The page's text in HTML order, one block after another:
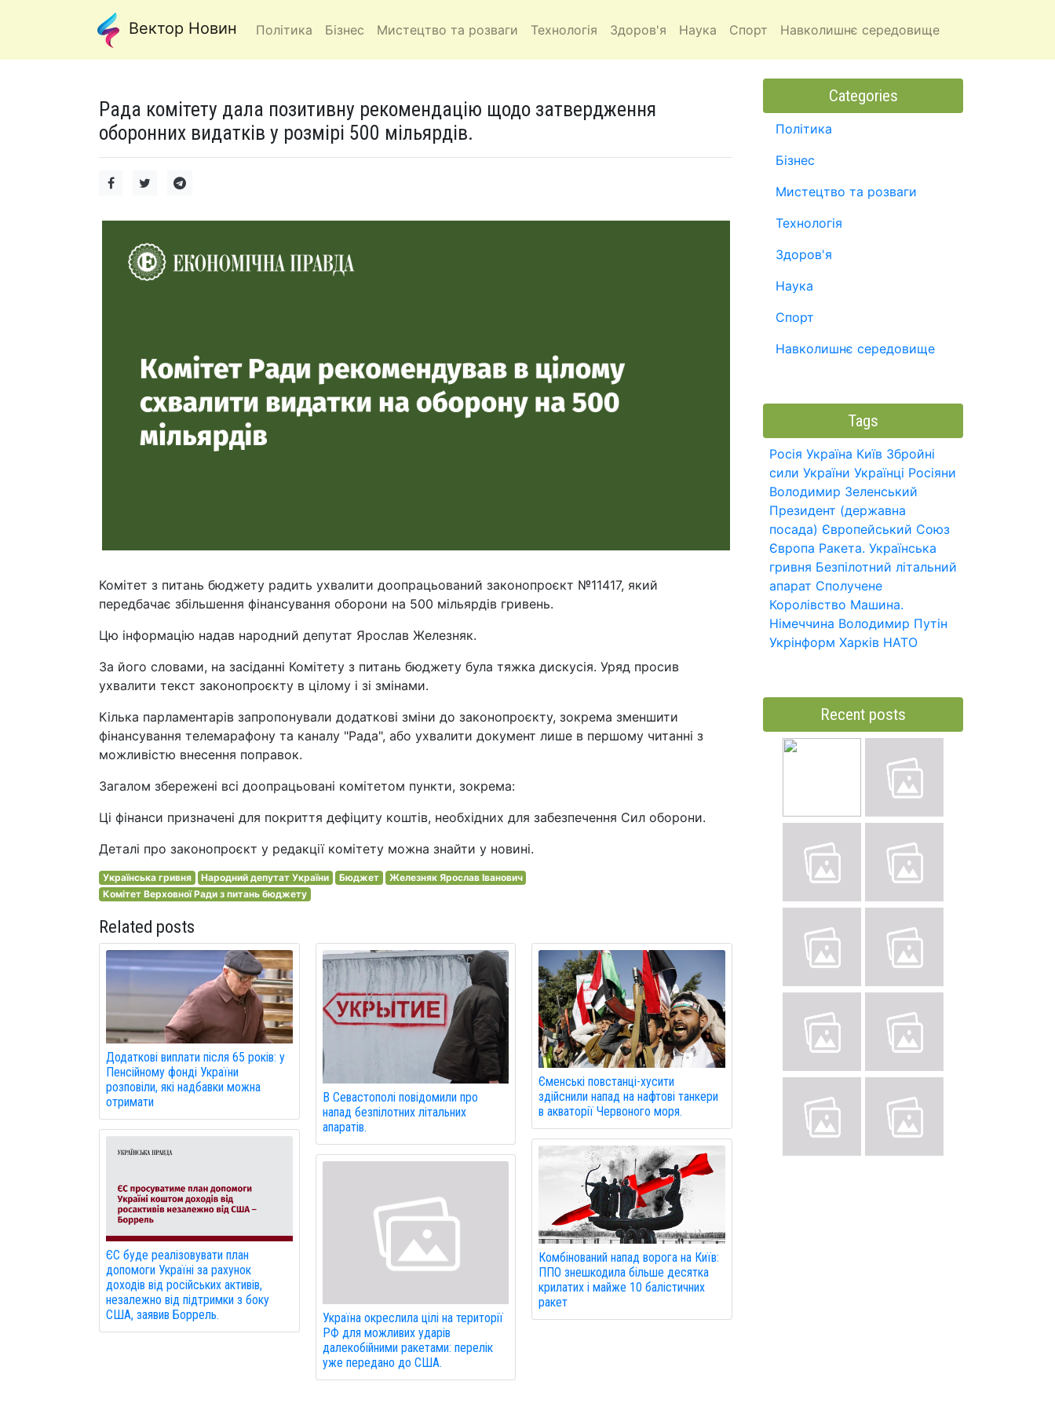
Вектор Новин Політика Бізнес Мистецтво та розваги Технологія Здоров'я Наука Спорт Навколишнє середовище
Рада комітету дала позитивну рекомендацію щодо затвердження
оборонних видатків у розмірі 500 мільярдів.
Комітет з питань бюджету радить ухвалити доопрацьований законопроєкт №11417, який
передбачає збільшення фінансування оборони на 500 мільярдів гривень.
Цю інформацію надав народний депутат Ярослав Железняк.
За його словами, на засіданні Комітету з питань бюджету була тяжка дискусія. Уряд просив
ухвалити текст законопроєкту в цілому і зі змінами.
Кілька парламентарів запропонували додаткові зміни до законопроєкту, зокрема зменшити
фінансування телемарафону та каналу "Рада", або ухвалити документ лише в першому читанні з
можливістю внесення поправок.
Загалом збережені всі доопрацьовані комітетом пункти, зокрема:
Ці фінанси призначені для покриття дефіциту коштів, необхідних для забезпечення Сил оборони.
Деталі про законопроєкт у редакції комітету можна знайти у новині.
Українська гривня Народний депутат України Бюджет
Железняк Ярослав Іванович
Комітет Верховної Ради з питань бюджету
Related posts
Додаткові виплати після 65 років: у
Пенсійному фонді України
розповіли, які надбавки можна
отримати
ЄС буде реалізовувати план
допомоги Україні за рахунок
доходів від російських активів,
незалежно від підтримки з боку
США, заявив Боррель.
В Севастополі повідомили про
напад безпілотних літальних
апаратів.
Україна окреслила цілі на території
РФ для можливих ударів
далекобійними ракетами: перелік
уже передано до США.
Єменські повстанці-хусити
здійснили напад на нафтові танкери
в акваторії Червоного моря.
Комбінований напад ворога на Київ:
ППО знешкодила більше десятка
крилатих і майже 10 балістичних
ракет
Categories
Політика
Бізнес
Мистецтво та розваги
Технологія
Здоров'я
Наука
Спорт
Навколишнє середовище
Tags
Росія Україна Київ Збройні
сили України Українці Росіяни
Володимир Зеленський
Президент (державна
посада) Європейський Союз
Європа Ракета. Українська
гривня Безпілотний літальний
апарат Сполучене
Королівство Машина.
Німеччина Володимир Путін
Укрінформ Харків НАТО
Recent posts